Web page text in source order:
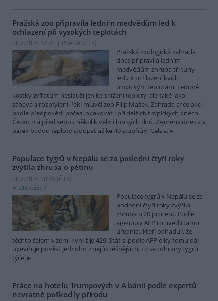
Pražská zoo připravila ledním medvědům led k
ochlazení při vysokých teplotách
30.7.2026 12:41 | PRAHA (ČTK)
Pražská zoologická zahrada
dnes připravila ledním
medvědům zhruba tři tuny
ledu k ochlazení kvůli
tropickým teplotám. Ledové
kostky zvířatům neslouží jen ke snížení teploty, ale také jako
zábava a rozptýlení, řekl mluvčí zoo Filip Mašek. Zahrada chce akci
podle předpovědi počasí opakovat i při dalších tropických dnech.
Česko má před sebou několik velmi horkých dnů. Zejména dnes a v
pátek budou teploty stoupat až ke 40 stupňům Celsia.
Populace tygrů v Nepálu se za poslední čtyři roky
zvýšila zhruba o pětinu
30.7.2026 10:46 (ČTK)
Diskuse: 7
Populace tygrů v Nepálu se za
poslední čtyři roky zvýšila
zhruba o 20 procent. Podle
agentury AFP to uvedli tamní
úředníci, kteří odhadují, že
těchto šelem v zemi nyní žije 429. Stát si podle AFP díky tomu dál
upevňuje pověst jednoho z nejúspěšnějších, co se ochrany tygrů
týče.
Práce na hotelu Trumpových v Albánii podle expertů
nevratně poškodily přírodu